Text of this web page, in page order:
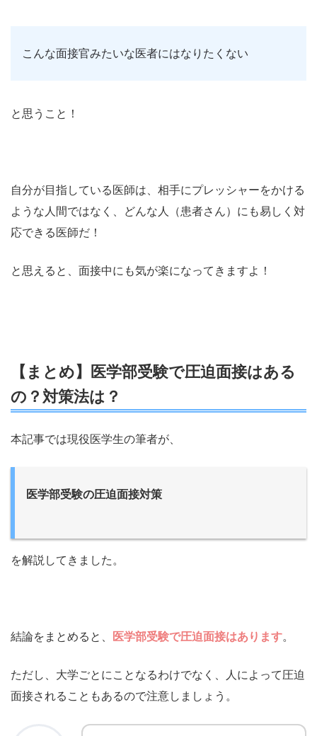
こんな面接官みたいな医者にはなりたくない
と思うこと！
自分が目指している医師は、相手にプレッシャーをかける
ような人間ではなく、どんな人（患者さん）にも易しく対
応できる医師だ！
と思えると、面接中にも気が楽になってきますよ！
【まとめ】医学部受験で圧迫面接はある
の？対策法は？
本記事では現役医学生の筆者が、
医学部受験の圧迫面接対策
を解説してきました。
結論をまとめると、 医学部受験で圧迫面接はあります。
ただし、大学ごとにことなるわけでなく、人によって圧迫
面接されることもあるので注意しましょう。